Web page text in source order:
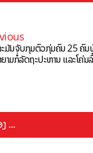
ະມັນຈັບກຸມຕົວກຸ່ມຄົນ 25 ຄົນ
າມກໍ່ລັດຖະປະຫານ ແລະໂຄ່ນ
...